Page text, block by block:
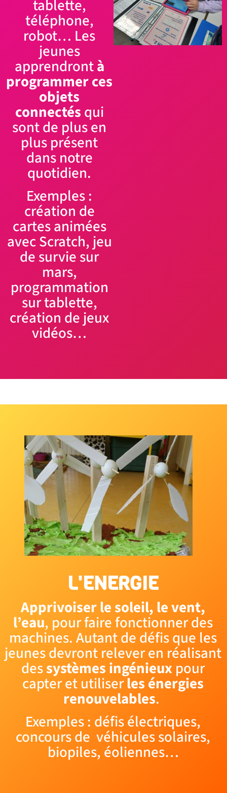
tablette,
téléphone,
robot… Les
jeunes
apprendrontà
programmer ces
objets
connectésqui
sont de plus en
plus présent
dans notre
quotidien.
Exemples :
création de
cartes animées
avec Scratch, jeu
de survie sur
mars,
programmation
sur tablette,
création de jeux
vidéos…
L'ENERGIE
Apprivoiser le soleil, le vent,
l’eau, pour faire fonctionner des
machines. Autant de défis que les
jeunes devront relever en réalisant
dessystèmesingénieuxpour
capter et utiliserles énergies
renouvelables.
Exemples : défis électriques,
concours de véhicules solaires,
biopiles, éoliennes…